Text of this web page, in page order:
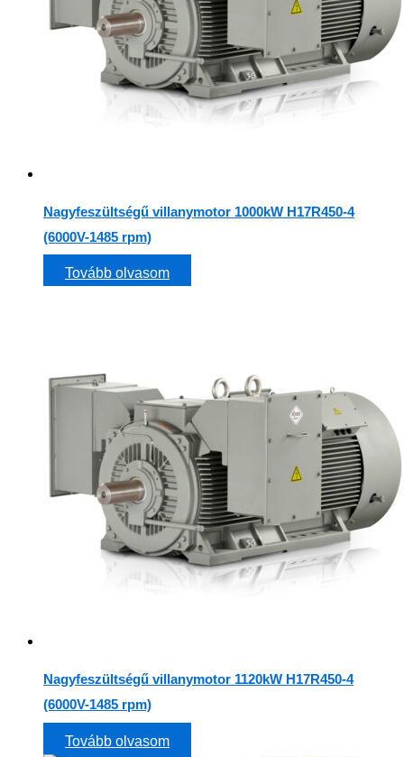
Nagyfeszültségű villanymotor 1000kW H17R450-4
(6000V-1485 rpm)
Tovább olvasom
Nagyfeszültségű villanymotor 1120kW H17R450-4
(6000V-1485 rpm)
Tovább olvasom